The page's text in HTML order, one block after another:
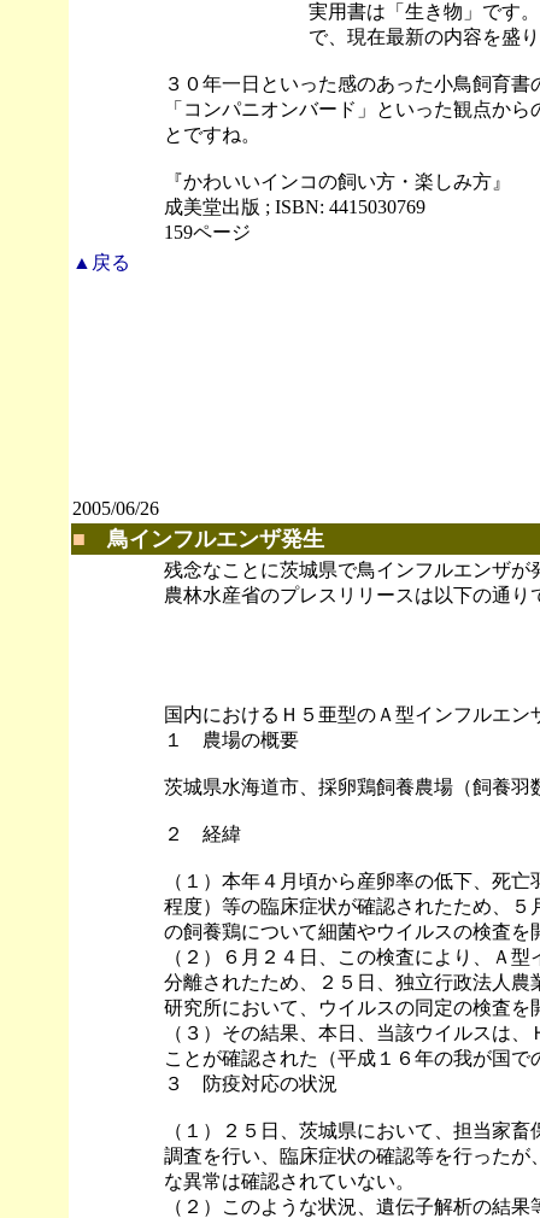
実用書は「生き物」です
で、現在最新の内容を盛
３０年一日といった感のあった小鳥飼育
「コンパニオンバード」といった観点か
とですね。
『かわいいインコの飼い方・楽しみ方』
成美堂出版 ; ISBN: 4415030769
159ページ
▲戻る
2005/06/26
■ 鳥インフルエンザ発生
残念なことに茨城県で鳥インフルエンザが
農林水産省のプレスリリースは以下の通り
国内におけるＨ５亜型のＡ型インフルエン
１ 農場の概要
茨城県水海道市、採卵鶏飼養農場（飼養羽
２ 経緯
（１）本年４月頃から産卵率の低下、死
程度）等の臨床症状が確認されたため、
の飼養鶏について細菌やウイルスの検査を
（２）６月２４日、この検査により、Ａ
分離されたため、２５日、独立行政法人
研究所において、ウイルスの同定の検査を
（３）その結果、本日、当該ウイルスは
ことが確認された（平成１６年の我が国で
３ 防疫対応の状況
（１）２５日、茨城県において、担当家
調査を行い、臨床症状の確認等を行った
な異常は確認されていない。
（２）このような状況、遺伝子解析の結